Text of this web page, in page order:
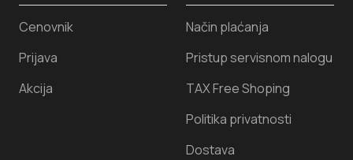
Način plaćanja
Pristup servisnom nalogu
TAX Free Shoping
Politika privatnosti
Dostava
Cenovnik
Prijava
Akcija